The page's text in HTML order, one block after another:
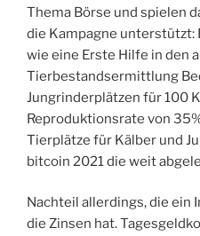
Thema Börse und spielen
die Kampagne unterstützt:
wie eine Erste Hilfe in den
Tierbestandsermittlung
Jungrinderplätzen für 100
Reproduktionsrate von
Tierplätze für Kälber und
bitcoin 2021 die weit
Nachteil allerdings, die
die Zinsen hat.